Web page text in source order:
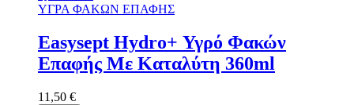
ΥΓΡΑ ΦΑΚΩΝ ΕΠΑΦΗΣ
Easysept Hydro+ Υγρό Φακών
Επαφής Με Καταλύτη 360ml
11,50 €